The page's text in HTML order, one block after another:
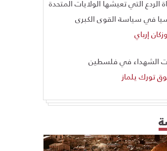
الردع التي تعيشها الولايات المتحدة
في سياسة القوى الكبرى
إرباي
الشهداء في فلسطين
تورك يلماز